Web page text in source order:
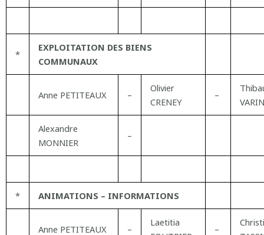
*
EXPLOITATION DES BIENS
COMMUNAUX
Anne PETITEAUX –
Olivier
CRENEY
–
Alexandre
MONNIER
–
* ANIMATIONS – INFORMATIONS
Anne PETITEAUX –
Laetitia
–